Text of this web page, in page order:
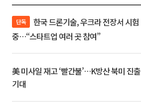
단독
중…“스타트업 여러 곳 참여”
美 미사일 재고 ‘빨간불’…K방산 북미 진출
기대